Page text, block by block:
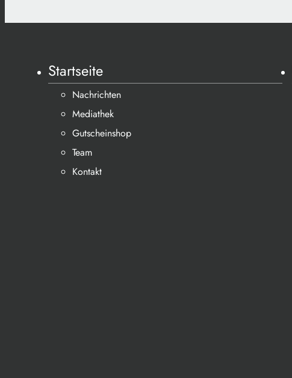
Startseite
Nachrichten
Mediathek
Gutscheinshop
Team
Kontakt